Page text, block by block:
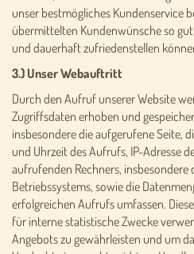
unser bestmögliches Kundenservice
übermittelten Kundenwünsche so
und dauerhaft zufriedenstellen
3.) Unser Webauftritt
Durch den Aufruf unserer Website
Zugriffsdaten erhoben und
insbesondere die aufgerufene Seite,
und Uhrzeit des Aufrufs, IP-Adresse
aufrufenden Rechners, insbesondere
Betriebssystems, sowie die
erfolgreichen Aufrufs umfassen.
für interne statistische Zwecke
Angebots zu gewährleisten und um